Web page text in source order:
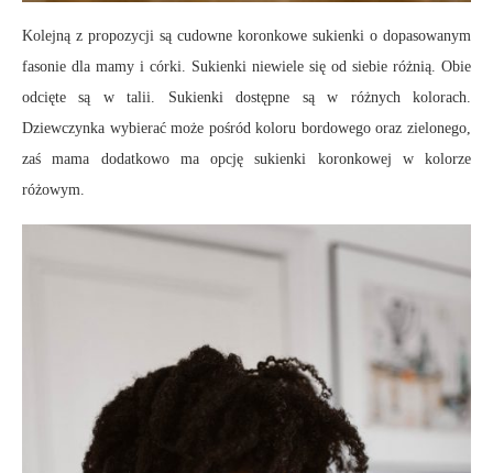
Kolejną z propozycji są cudowne koronkowe sukienki o dopasowanym
fasonie dla mamy i córki. Sukienki niewiele się od siebie różnią. Obie
odcięte są w talii. Sukienki dostępne są w różnych kolorach.
Dziewczynka wybierać może pośród koloru bordowego oraz zielonego,
zaś mama dodatkowo ma opcję sukienki koronkowej w kolorze
różowym.